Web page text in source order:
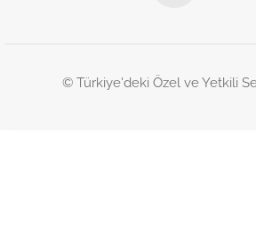
© Türkiye'deki Özel ve Yetkili